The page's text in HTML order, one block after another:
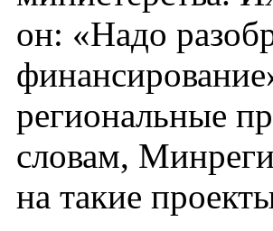
он: «Надо
региональные
словам,
на такие